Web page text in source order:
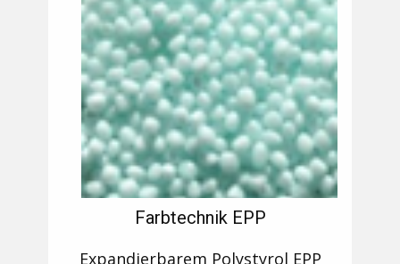
Farbtechnik EPP
Expandierbarem Polystyrol EPP